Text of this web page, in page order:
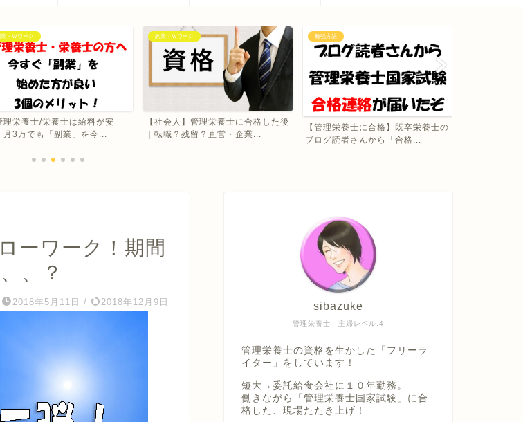
・Ｗワーク
会人】管理栄養士に合格した後
職？残留？直営・企業...
勉強方法
【管理栄養士に合格】既卒栄養士の
ブログ読者さんから「合格...
スキルアップ
管理栄養士のスキルアップに有利な
資格一覧・どんな資格があ...
ーワーク！期間
、？
2018年5月11日 / 2018年12月9日
管理栄養士 主婦レベル.4
sibazuke
管理栄養士の資格を生かした「フリーラ
イター」をしています！
短大→委託給食会社に１０年勤務。
働きながら「管理栄養士国家試験」に合
格した、現場たたき上げ！